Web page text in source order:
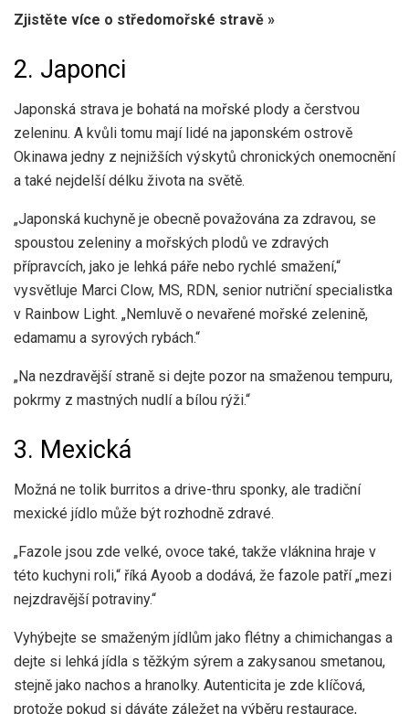
Zjistěte více o středomořské stravě »
2. Japonci
Japonská strava je bohatá na mořské plody a čerstvou
zeleninu. A kvůli tomu mají lidé na japonském ostrově
Okinawa jedny z nejnižších výskytů chronických onemocnění
a také nejdelší délku života na světě.
„Japonská kuchyně je obecně považována za zdravou, se
spoustou zeleniny a mořských plodů ve zdravých
přípravcích, jako je lehká páře nebo rychlé smažení,“
vysvětluje Marci Clow, MS, RDN, senior nutriční specialistka
v Rainbow Light. „Nemluvě o nevařené mořské zelenině,
edamamu a syrových rybách.“
„Na nezdravější straně si dejte pozor na smaženou tempuru,
pokrmy z mastných nudlí a bílou rýži.“
3. Mexická
Možná ne tolik burritos a drive-thru sponky, ale tradiční
mexické jídlo může být rozhodně zdravé.
„Fazole jsou zde velké, ovoce také, takže vláknina hraje v
této kuchyni roli,“ říká Ayoob a dodává, že fazole patří „mezi
nejzdravější potraviny.“
Vyhýbejte se smaženým jídlům jako flétny a chimichangas a
dejte si lehká jídla s těžkým sýrem a zakysanou smetanou,
stejně jako nachos a hranolky. Autenticita je zde klíčová,
protože pokud si dáváte záležet na výběru restaurace,